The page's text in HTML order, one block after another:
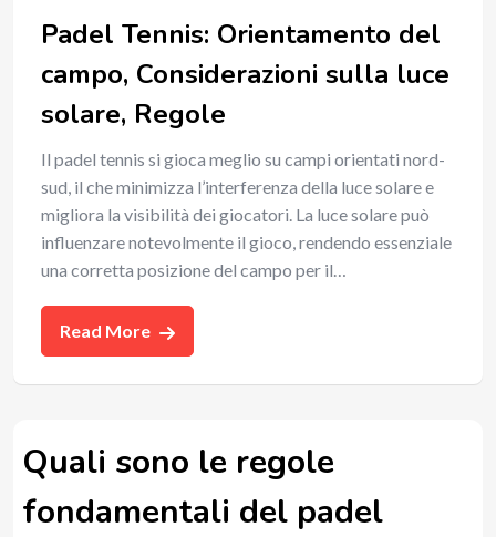
Padel Tennis: Orientamento del
campo, Considerazioni sulla luce
solare, Regole
Il padel tennis si gioca meglio su campi orientati nord-
sud, il che minimizza l’interferenza della luce solare e
migliora la visibilità dei giocatori. La luce solare può
influenzare notevolmente il gioco, rendendo essenziale
una corretta posizione del campo per il…
Read More
Quali sono le regole
fondamentali del padel